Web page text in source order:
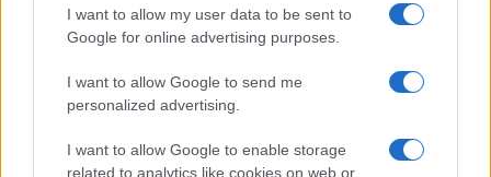
I want to allow my user data to be sent to
Google for online advertising purposes.
I want to allow Google to send me
personalized advertising.
I want to allow Google to enable storage
related to analytics like cookies on web or
Sportmagazine: notizie, approfondimenti e classifiche su
calcio, basket, tennis, ciclismo, motori, Formula 1,
MotoGP e Olimpiadi. Le ultime news dalle competizioni
nazionali e internazionali, gli highlight delle partite, le